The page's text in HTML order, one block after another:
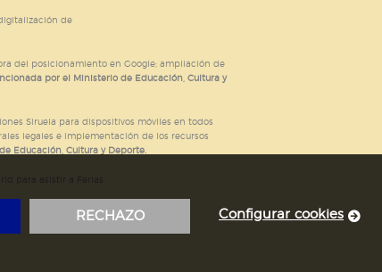
de
del posicionamiento en Google; ampliación de
por el Ministerio de Educación, Cultura y
Siruela para dispositivos móviles en todos
legales e implementación de los recursos
Educación, Cultura y Deporte.
RECHAZO Configurar cookies